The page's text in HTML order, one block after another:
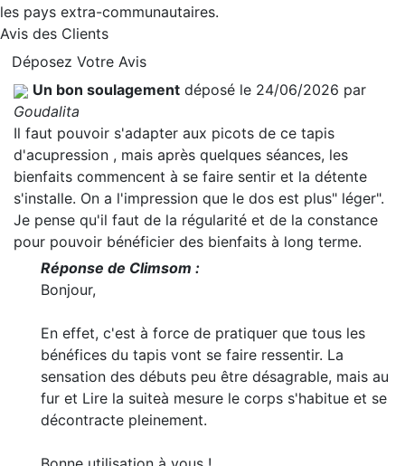
les pays extra-communautaires.
Avis des Clients
Déposez Votre Avis
Un bon soulagement déposé le 24/06/2026 par
Goudalita
Il faut pouvoir s'adapter aux picots de ce tapis
d'acupression , mais après quelques séances, les
bienfaits commencent à se faire sentir et la détente
s'installe. On a l'impression que le dos est plus" léger".
Je pense qu'il faut de la régularité et de la constance
pour pouvoir bénéficier des bienfaits à long terme.
Réponse de Climsom :
Bonjour,
En effet, c'est à force de pratiquer que tous les
bénéfices du tapis vont se faire ressentir. La
sensation des débuts peu être désagrable, mais au
fur et Lire la suiteà mesure le corps s'habitue et se
décontracte pleinement.